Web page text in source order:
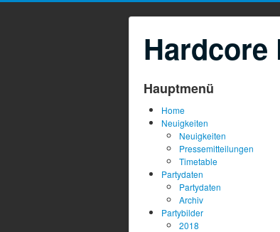
Hardcore
Hauptmenü
Home
Neuigkeiten
Neuigkeiten
Pressemitteilungen
Timetable
Partydaten
Partydaten
Archiv
Partybilder
2018